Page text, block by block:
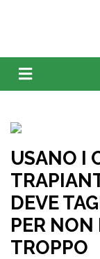
USANO I
DEVE
PER NON
TROPPO